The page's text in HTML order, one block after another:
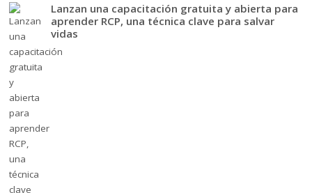
Lanzan una capacitación gratuita y abierta para
aprender RCP, una técnica clave para salvar
vidas